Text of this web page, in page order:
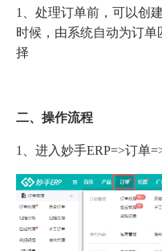
1、处理订单前，可以创
时候，由系统自动为订
择
二、操作流程
1、进入妙手ERP=>订单